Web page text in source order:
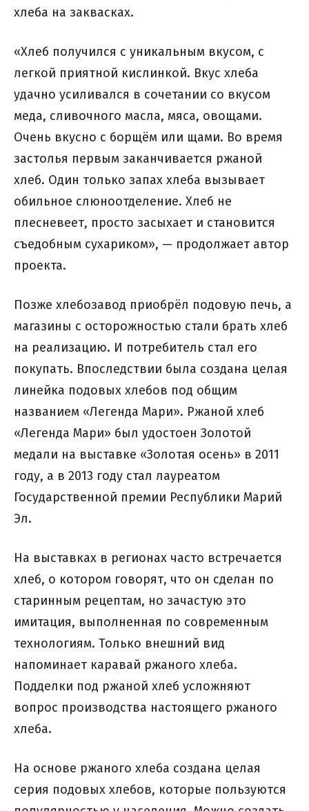
хлеба на заквасках.
«Хлеб получился с уникальным вкусом, с
легкой приятной кислинкой. Вкус хлеба
удачно усиливался в сочетании со вкусом
меда, сливочного масла, мяса, овощами.
Очень вкусно с борщём или щами. Во время
застолья первым заканчивается ржаной
хлеб. Один только запах хлеба вызывает
обильное слюноотделение. Хлеб не
плесневеет, просто засыхает и становится
съедобным сухариком», — продолжает автор
проекта.
Позже хлебозавод приобрёл подовую печь, а
магазины с осторожностью стали брать хлеб
на реализацию. И потребитель стал его
покупать. Впоследствии была создана целая
линейка подовых хлебов под общим
названием «Легенда Мари». Ржаной хлеб
«Легенда Мари» был удостоен Золотой
медали на выставке «Золотая осень» в 2011
году, а в 2013 году стал лауреатом
Государственной премии Республики Марий
Эл.
На выставках в регионах часто встречается
хлеб, о котором говорят, что он сделан по
старинным рецептам, но зачастую это
имитация, выполненная по современным
технологиям. Только внешний вид
напоминает каравай ржаного хлеба.
Подделки под ржаной хлеб усложняют
вопрос производства настоящего ржаного
хлеба.
На основе ржаного хлеба создана целая
серия подовых хлебов, которые пользуются